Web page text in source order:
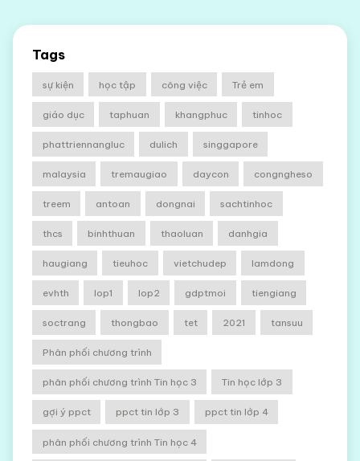
Tags
sự kiện học tập công việc Trẻ em
giáo dục taphuan khangphuc tinhoc
phattriennangluc dulich singgapore
malaysia tremaugiao daycon congngheso
treem antoan dongnai sachtinhoc
thcs binhthuan thaoluan danhgia
haugiang tieuhoc vietchudep lamdong
evhth lop1 lop2 gdptmoi tiengiang
soctrang thongbao tet 2021 tansuu
Phân phối chương trình
phân phối chương trình Tin học 3 Tin học lớp 3
gợi ý ppct ppct tin lớp 3 ppct tin lớp 4
phân phối chương trình Tin học 4